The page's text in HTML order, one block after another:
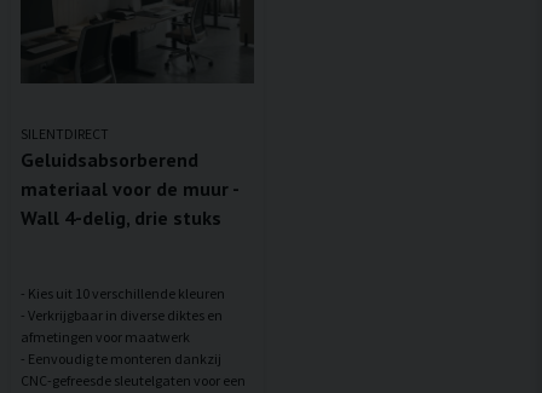
SILENTDIRECT
Geluidsabsorberend
materiaal voor de muur -
Wall 4-delig, drie stuks
- Kies uit 10 verschillende kleuren
- Verkrijgbaar in diverse diktes en
afmetingen voor maatwerk
- Eenvoudig te monteren dankzij
CNC-gefreesde sleutelgaten voor een